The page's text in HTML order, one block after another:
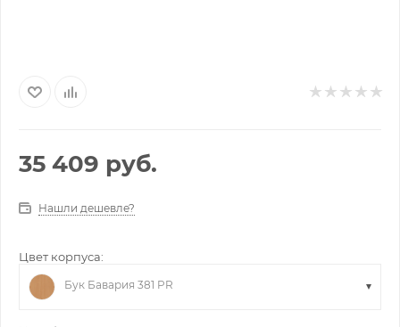
35 409 руб.
Нашли дешевле?
Цвет корпуса:
Бук Бавария 381 PR